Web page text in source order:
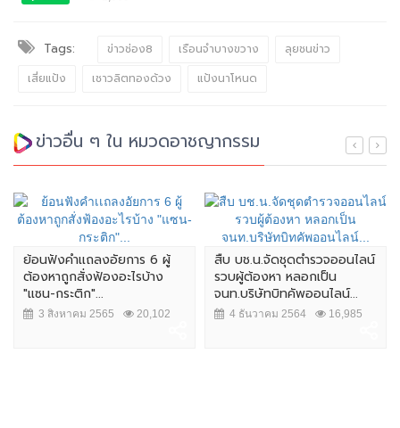
Tags: ข่าวช่อง8 เรือนจำบางขวาง
ลุยชนข่าว
เสี่ยแป้ง
เชาวลิตทองด้วง แป้งนาโหนด
ข่าวอื่น ๆ ใน หมวดอาชญากรรม
ย้อนฟังคำเเถลงอัยการ 6 ผู้
ต้องหาถูกสั่งฟ้องอะไรบ้าง
"แซน-กระติก"...
3 สิงหาคม 2565 20,102
สืบ บช.น.จัดชุดตำรวจออนไลน์
รวบผู้ต้องหา หลอกเป็น
จนท.บริษัทบิทคัพออนไลน์...
4 ธันวาคม 2564 16,985